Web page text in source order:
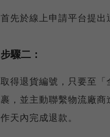
首先於線上申請平台提出
步驟二：
取得退貨編號，只要至
裹，並主動聯繫物流廠
作天內完成退款。